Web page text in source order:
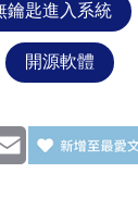
鑰匙進入系統
開源軟體
Email